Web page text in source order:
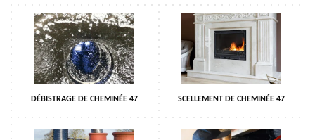
DÉBISTRAGE DE CHEMINÉE 47 SCELLEMENT DE CHEMINÉE 47